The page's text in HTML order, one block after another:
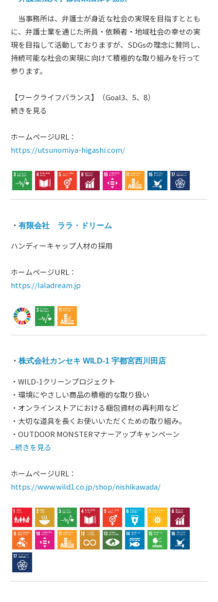
当事務所は、弁護士が身近な社会の実現を目指すととも
に、弁護士業を通じた所員・依頼者・地域社会の幸せの実
現を目指して活動しておりますが、SDGsの理念に賛同し、
持続可能な社会の実現に向けて積極的な取り組みを行って
参ります。
【ワークライフバランス】（Goal3、5、8）
続きを見る
ホームページURL：
https://utsunomiya-higashi.com/
・有限会社 ララ・ドリーム
ハンディーキャップ人材の採用
ホームページURL：
https://laladream.jp
・株式会社カンセキ WILD-1 宇都宮西川田店
・WILD-1クリーンプロジェクト
・環境にやさしい商品の積極的な取り扱い
・オンラインストアにおける梱包資材の再利用など
・大切な道具を長くお使いいただくための取り組み。
・OUTDOOR MONSTERマナーアップキャンペーン
...続きを見る
ホームページURL：
https://www.wild1.co.jp/shop/nishikawada/